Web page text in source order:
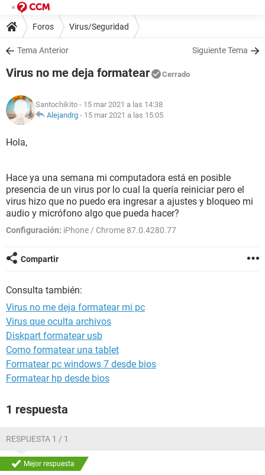
Foros Virus/Seguridad
Tema Anterior Siguiente Tema
Virus no me deja formatear Cerrado
Santochikito - 15 mar 2021 a las 14:38
Alejandrg - 15 mar 2021 a las 15:05
Hola,
Hace ya una semana mi computadora está en posible
presencia de un virus por lo cual la quería reiniciar pero el
virus hizo que no puedo era ingresar a ajustes y bloqueo mi
audio y micrófono algo que pueda hacer?
Configuración: iPhone / Chrome 87.0.4280.77
Compartir
Consulta también:
Virus no me deja formatear mi pc
Virus que oculta archivos
Diskpart formatear usb
Como formatear una tablet
Formatear pc windows 7 desde bios
Formatear hp desde bios
1 respuesta
RESPUESTA 1 / 1
Mejor respuesta